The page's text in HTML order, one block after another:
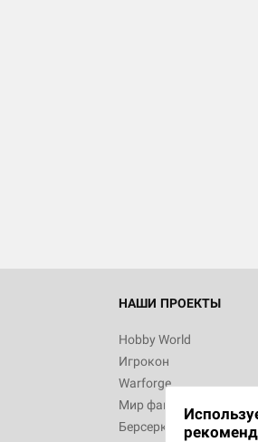
НАШИ ПРОЕКТЫ
Hobby World
Игрокон
Warforge
Мир фантастики
Берсерк
Звёздные
Сумерки
Грозовой